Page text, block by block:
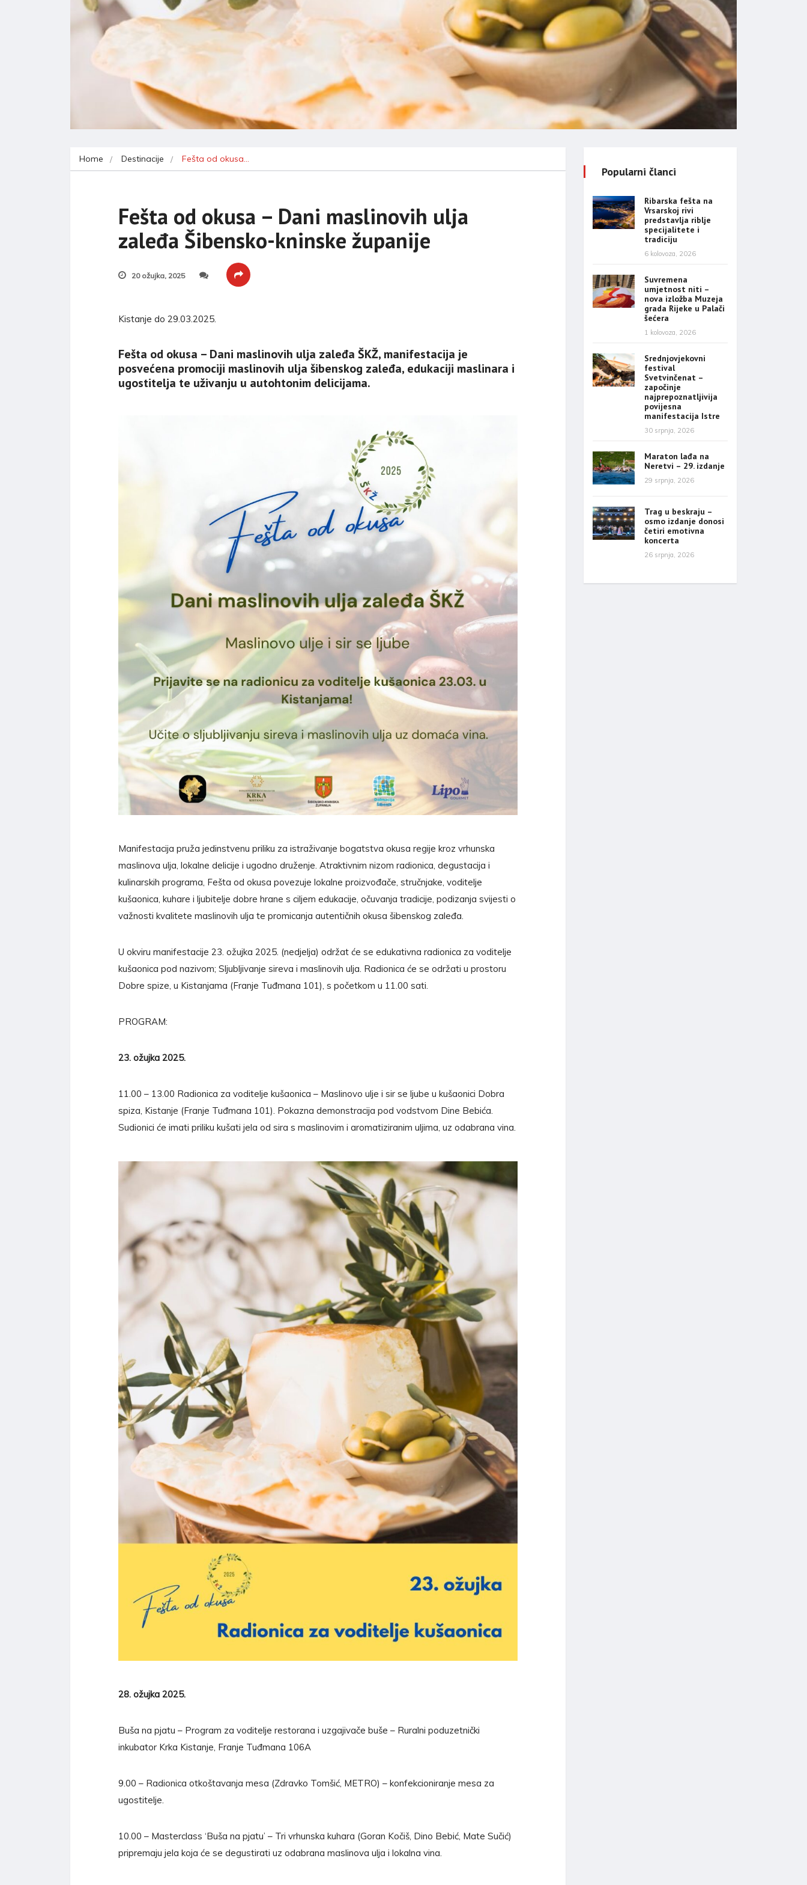
Home Destinacije Fešta od okusa…
Fešta od okusa – Dani maslinovih ulja
zaleđa Šibensko-kninske županije
20 ožujka, 2025
Kistanje do 29.03.2025.
Fešta od okusa – Dani maslinovih ulja zaleđa ŠKŽ, manifestacija je
posvećena promociji maslinovih ulja šibenskog zaleđa, edukaciji maslinara i
ugostitelja te uživanju u autohtonim delicijama.
Manifestacija pruža jedinstvenu priliku za istraživanje bogatstva okusa regije kroz vrhunska
maslinova ulja, lokalne delicije i ugodno druženje. Atraktivnim nizom radionica, degustacija i
kulinarskih programa, Fešta od okusa povezuje lokalne proizvođače, stručnjake, voditelje
kušaonica, kuhare i ljubitelje dobre hrane s ciljem edukacije, očuvanja tradicije, podizanja svijesti o
važnosti kvalitete maslinovih ulja te promicanja autentičnih okusa šibenskog zaleđa.
U okviru manifestacije 23. ožujka 2025. (nedjelja) održat će se edukativna radionica za voditelje
kušaonica pod nazivom; Sljubljivanje sireva i maslinovih ulja. Radionica će se održati u prostoru
Dobre spize, u Kistanjama (Franje Tuđmana 101), s početkom u 11.00 sati.
PROGRAM:
23. ožujka 2025.
11.00 – 13.00 Radionica za voditelje kušaonica – Maslinovo ulje i sir se ljube u kušaonici Dobra
spiza, Kistanje (Franje Tuđmana 101). Pokazna demonstracija pod vodstvom Dine Bebića.
Sudionici će imati priliku kušati jela od sira s maslinovim i aromatiziranim uljima, uz odabrana vina.
28. ožujka 2025.
Buša na pjatu – Program za voditelje restorana i uzgajivače buše – Ruralni poduzetnički
inkubator Krka Kistanje, Franje Tuđmana 106A
9.00 – Radionica otkoštavanja mesa (Zdravko Tomšić, METRO) – konfekcioniranje mesa za
ugostitelje.
10.00 – Masterclass ‘Buša na pjatu’ – Tri vrhunska kuhara (Goran Kočiš, Dino Bebić, Mate Sučić)
pripremaju jela koja će se degustirati uz odabrana maslinova ulja i lokalna vina.
Popularni članci
Ribarska fešta na
Vrsarskoj rivi
predstavlja riblje
specijalitete i
tradiciju
6 kolovoza, 2026
Suvremena
umjetnost niti –
nova izložba Muzeja
grada Rijeke u Palači
šećera
1 kolovoza, 2026
Srednjovjekovni
festival
Svetvinčenat –
započinje
najprepoznatljivija
povijesna
manifestacija Istre
30 srpnja, 2026
Maraton lađa na
Neretvi – 29. izdanje
29 srpnja, 2026
Trag u beskraju –
osmo izdanje donosi
četiri emotivna
koncerta
26 srpnja, 2026